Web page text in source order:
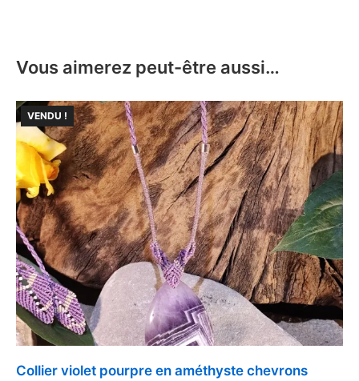
Vous aimerez peut-être aussi…
VENDU !
Collier violet pourpre en améthyste chevrons